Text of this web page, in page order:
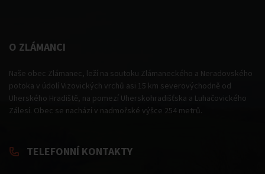
O ZLÁMANCI
Naše obec Zlámanec, leží na soutoku Zlámaneckého a Neradovského
potoka v údolí Vizovických vrchů asi 15 km severovýchodně od
Uherského Hradiště, na pomezí Uherskohradišťska a Luhačovického
Zálesí. Obec se nachází v nadmořské výšce 254 metrů.
TELEFONNÍ KONTAKTY